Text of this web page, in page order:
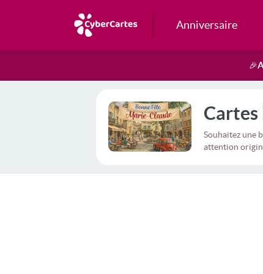
Anniversaire
🎉
Souhaitez une
attention